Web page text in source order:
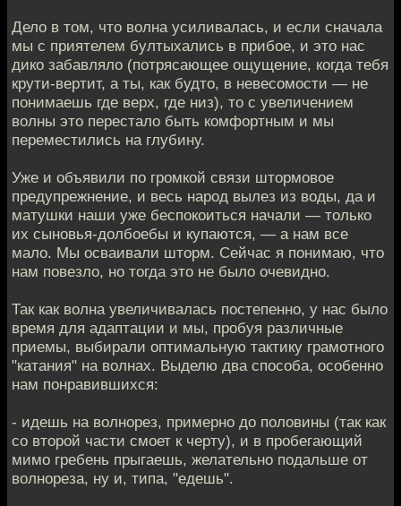
Дело в том, что волна усиливалась, и если сначала
мы с приятелем бултыхались в прибое, и это нас
дико забавляло (потрясающее ощущение, когда тебя
крути-вертит, а ты, как будто, в невесомости — не
понимаешь где верх, где низ), то с увеличением
волны это перестало быть комфортным и мы
переместились на глубину.
Уже и объявили по громкой связи штормовое
предупрежнение, и весь народ вылез из воды, да и
матушки наши уже беспокоиться начали — только
их сыновья-долбоебы и купаются, — а нам все
мало. Мы осваивали шторм. Сейчас я понимаю, что
нам повезло, но тогда это не было очевидно.
Так как волна увеличивалась постепенно, у нас было
время для адаптации и мы, пробуя различные
приемы, выбирали оптимальную тактику грамотного
"катания" на волнах. Выделю два способа, особенно
нам понравившихся:
- идешь на волнорез, примерно до половины (так как
со второй части смоет к черту), и в пробегающий
мимо гребень прыгаешь, желательно подальше от
волнореза, ну и, типа, "едешь".